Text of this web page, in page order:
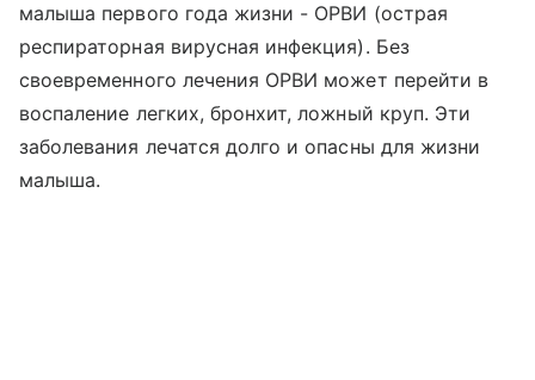
малыша первого года жизни - ОРВИ (острая
респираторная вирусная инфекция). Без
своевременного лечения ОРВИ может перейти в
воспаление легких, бронхит, ложный круп. Эти
заболевания лечатся долго и опасны для жизни
малыша.